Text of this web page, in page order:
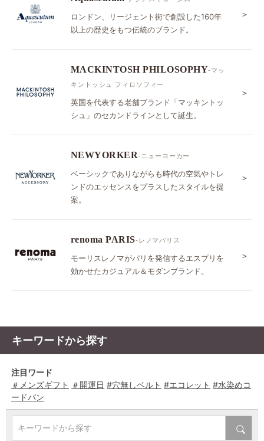
ロンドン、リージェント街で創設した160年
以上の歴史をもつ伝統のブランド。
＞
MACKINTOSH PHILOSOPHY-マッ
キントッシュ フィロソフィー
英国を代表する老舗ブランド「マッキントッ
シュ」のセカンドラインとして誕生。
＞
NEWYORKER-ニューヨーカー
ベーシックでありながらも時代の空気やトレ
ンドのエッセンスをプラスしたスタイルを提
案。
＞
renoma PARIS-レノマパリス
モーリスレノマがパリを発信するエスプリを
効かせたカジュアル＆モダンブランド。
＞
キーワードから探す
注目ワード
＃メンズギフト ＃開運日 #穴無しベルト #エコレット #水染めコ
ードバン
キーワードから探す